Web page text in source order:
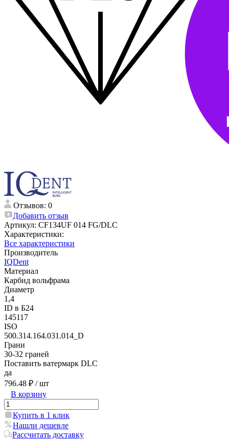
Отзывов: 0
Добавить отзыв
Артикул: CF134UF 014 FG/DLC
Характеристики:
Все характеристики
Производитель
IQDent
Материал
Карбид вольфрама
Диаметр
1,4
ID в Б24
145117
ISO
500.314.164.031.014_D
Грани
30-32 граней
Поставить ватермарк DLC
да
796.48 ₽ / шт
В корзину
Купить в 1 клик
Нашли дешевле
Рассчитать доставку